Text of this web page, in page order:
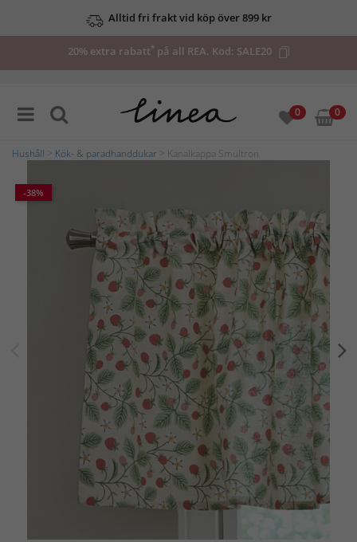
Alltid fri frakt vid köp över 899 kr
20% extra rabatt*på all REA. Kod: SALE20
0 0
Hushåll Kök- & paradhanddukar > Kanalkappa Smultron
-38%